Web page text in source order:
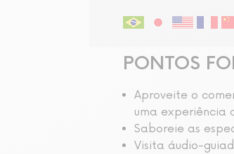
PONTOS
Aproveite o
uma experiência
Saboreie as
Visita áudio-